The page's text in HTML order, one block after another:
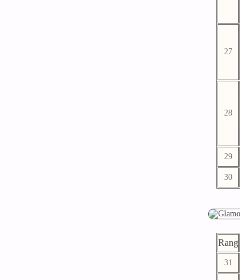
27
28
29
30
Rang
31